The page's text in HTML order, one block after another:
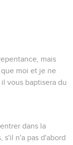
mais
moi et je ne
vous baptisera du
dans la
s'il n'a pas d'abord